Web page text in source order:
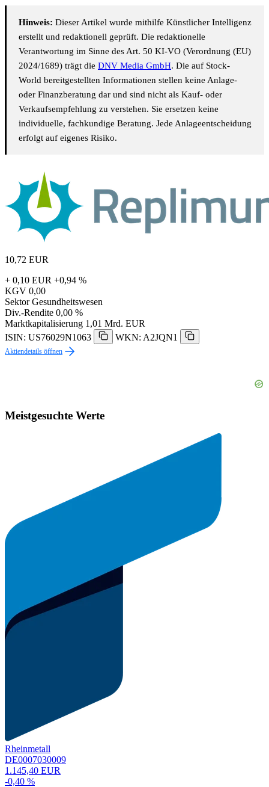
Hinweis: Dieser Artikel wurde mithilfe Künstlicher Intelligenz
erstellt und redaktionell geprüft. Die redaktionelle
Verantwortung im Sinne des Art. 50 KI-VO (Verordnung (EU)
2024/1689) trägt die DNV Media GmbH. Die auf Stock-
World bereitgestellten Informationen stellen keine Anlage-
oder Finanzberatung dar und sind nicht als Kauf- oder
Verkaufsempfehlung zu verstehen. Sie ersetzen keine
individuelle, fachkundige Beratung. Jede Anlageentscheidung
erfolgt auf eigenes Risiko.
10,72 EUR
+ 0,10 EUR +0,94 %
KGV 0,00
Sektor Gesundheitswesen
Div.-Rendite 0,00 %
Marktkapitalisierung 1,01 Mrd. EUR
ISIN: US76029N1063
WKN: A2JQN1
Aktiendetails öffnen
Meistgesuchte Werte
Rheinmetall
DE0007030009
1.145,40 EUR
-0,40 %